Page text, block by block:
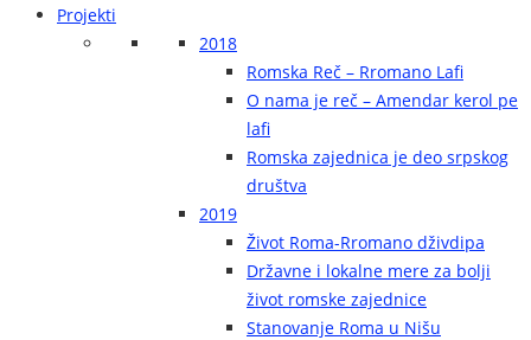
Projekti
2018
Romska Reč – Rromano Lafi
O nama je reč – Amendar kerol pe
lafi
Romska zajednica je deo srpskog
društva
2019
Život Roma-Rromano dživdipa
Državne i lokalne mere za bolji
život romske zajednice
Stanovanje Roma u Nišu